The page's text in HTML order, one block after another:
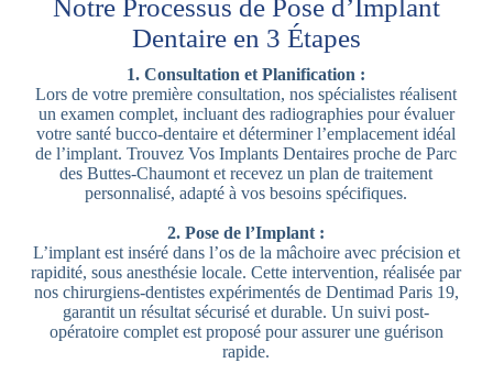
Notre Processus de Pose d’Implant
Dentaire en 3 Étapes
1. Consultation et Planification :
Lors de votre première consultation, nos spécialistes réalisent
un examen complet, incluant des radiographies pour évaluer
votre santé bucco-dentaire et déterminer l’emplacement idéal
de l’implant. Trouvez Vos Implants Dentaires proche de Parc
des Buttes-Chaumont et recevez un plan de traitement
personnalisé, adapté à vos besoins spécifiques.
2. Pose de l’Implant :
L’implant est inséré dans l’os de la mâchoire avec précision et
rapidité, sous anesthésie locale. Cette intervention, réalisée par
nos chirurgiens-dentistes expérimentés de Dentimad Paris 19,
garantit un résultat sécurisé et durable. Un suivi post-
opératoire complet est proposé pour assurer une guérison
rapide.